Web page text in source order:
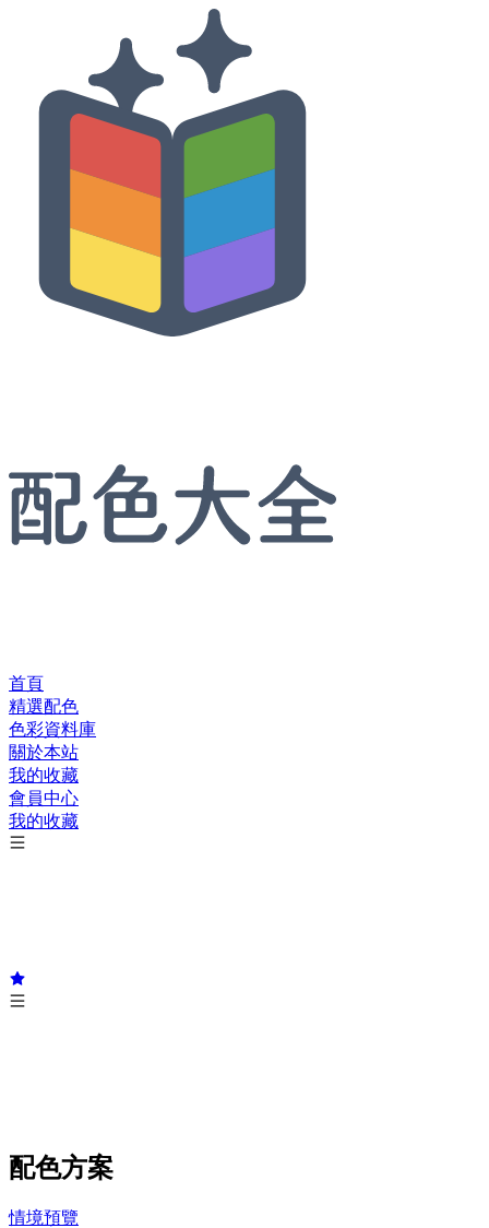
首頁
精選配色
色彩資料庫
關於本站
我的收藏
會員中心
我的收藏
配色方案
情境預覽